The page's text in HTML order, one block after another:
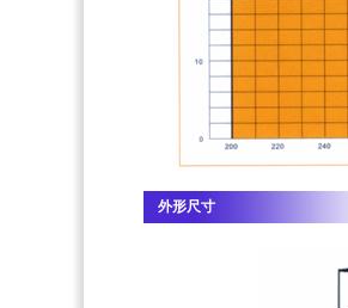
外形尺寸